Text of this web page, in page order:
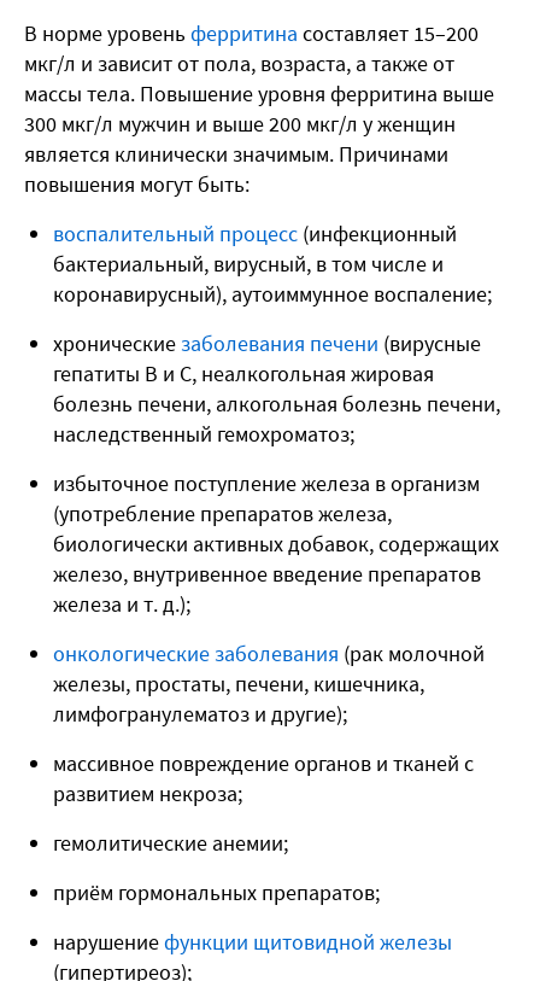
В норме уровень ферритина составляет 15–200
мкг/л и зависит от пола, возраста, а также от
массы тела. Повышение уровня ферритина выше
300 мкг/л мужчин и выше 200 мкг/л у женщин
является клинически значимым. Причинами
повышения могут быть:
воспалительный процесс (инфекционный
бактериальный, вирусный, в том числе и
коронавирусный), аутоиммунное воспаление;
хронические заболевания печени (вирусные
гепатиты В и С, неалкогольная жировая
болезнь печени, алкогольная болезнь печени,
наследственный гемохроматоз;
избыточное поступление железа в организм
(употребление препаратов железа,
биологически активных добавок, содержащих
железо, внутривенное введение препаратов
железа и т. д.);
онкологические заболевания (рак молочной
железы, простаты, печени, кишечника,
лимфогранулематоз и другие);
массивное повреждение органов и тканей с
развитием некроза;
гемолитические анемии;
приём гормональных препаратов;
нарушениефункции щитовидной железы
(гипертиреоз);